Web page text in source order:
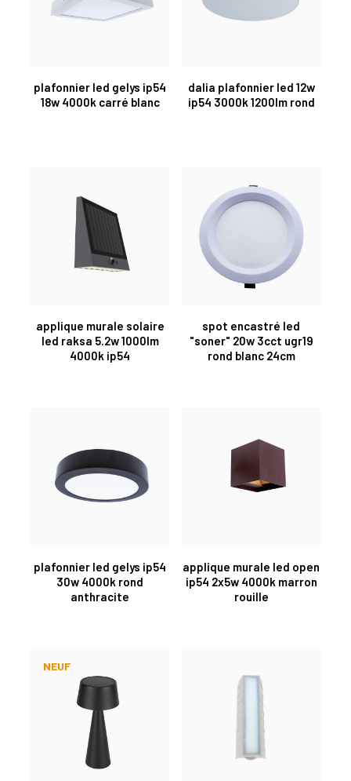
plafonnier led gelys ip54
18w 4000k carré blanc
dalia plafonnier led 12w
ip54 3000k 1200lm rond
applique murale solaire
led raksa 5.2w 1000lm
4000k ip54
spot encastré led
"soner" 20w 3cct ugr19
rond blanc 24cm
plafonnier led gelys ip54
30w 4000k rond
anthracite
applique murale led open
ip54 2x5w 4000k marron
rouille
NEUF